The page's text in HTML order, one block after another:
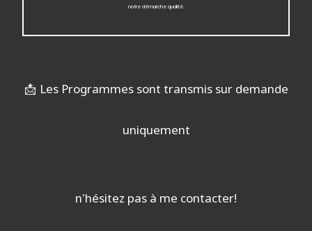
notre démarche qualité.
📩 Les Programmes sont transmis sur demande
uniquement
n'hésitez pas à me contacter!